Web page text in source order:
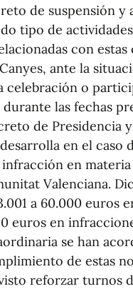
de suspensión y
tipo de
con
ante la
celebración o
las fechas
de Presidencia
en el caso
en materia
Valenciana.
a 60.000 euros
euros en
se han
de estas
reforzar turnos